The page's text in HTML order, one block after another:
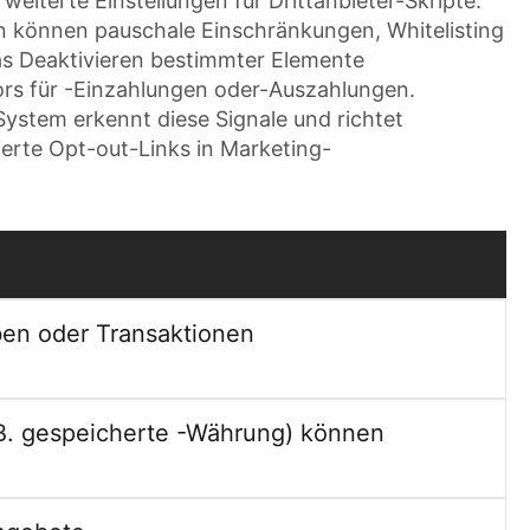
pauschale Einschränkungen, Whitelisting
Deaktivieren bestimmter Elemente
für -Einzahlungen oder-Auszahlungen.
erkennt diese Signale und richtet
Opt-out-Links in Marketing-
oder Transaktionen
gespeicherte -Währung) können